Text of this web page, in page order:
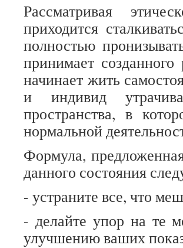
Рассматривая
приходится
полностью
принимает
начинает жить
и индивид
пространства, в
нормальной
Формула,
данного состояния
- устраните все, что
- делайте упор на те
улучшению ваших